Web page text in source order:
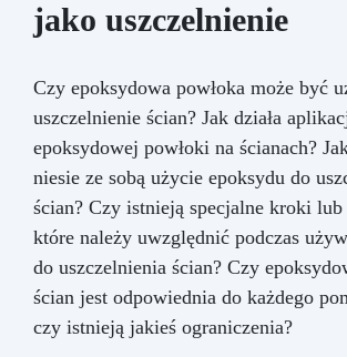
jako uszczelnienie
Czy epoksydowa powłoka może być
uszczelnienie ścian? Jak działa
epoksydowej powłoki na ścianach?
niesie ze sobą użycie epoksydu do
ścian? Czy istnieją specjalne kroki
które należy uwzględnić podczas
do uszczelnienia ścian? Czy
ścian jest odpowiednia do każdego
czy istnieją jakieś ograniczenia?